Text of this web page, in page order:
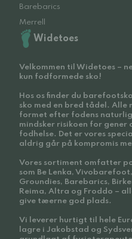
Barebarics
Merrell
Widetoes
Velkommen til Widetoes –
kun fodformede sko!
Hos os finder du
sko med en bred tådel. Alle
formet efter fodens
mindsker risikoen for gener
fodhelse. Det er vores
aldrig går på kompromis
Vores sortiment omfatter
som Be Lenka,
Groundies, Barebarics,
Reima, Altra og Froddo –
give tæerne god plads.
Vi leverer hurtigt til hele
lagre i Jakobstad og